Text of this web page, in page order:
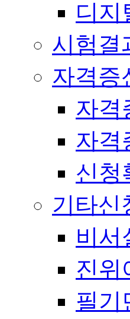
디지
시험결
자격증
자격
자격
신청
기타신
비서
진위
필기